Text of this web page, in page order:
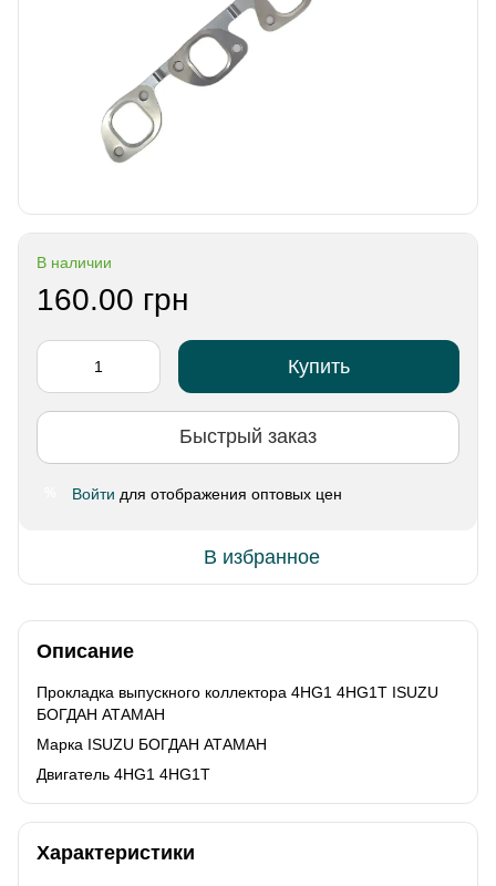
В наличии
160.00 грн
Купить
Быстрый заказ
Войти для отображения оптовых цен
В избранное
Описание
Прокладка выпускного коллектора 4HG1 4HG1T ISUZU
БОГДАН АТАМАН
Марка ISUZU БОГДАН АТАМАН
Двигатель 4HG1 4HG1T
Характеристики